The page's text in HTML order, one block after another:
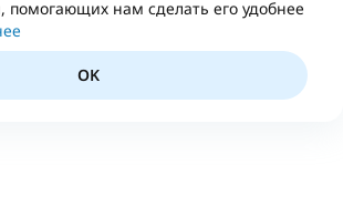
помогающих нам сделать его удобнее
OK